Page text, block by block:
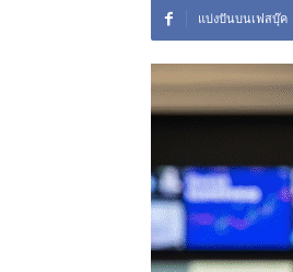
แบ่งปันบนเฟสบุ๊ค